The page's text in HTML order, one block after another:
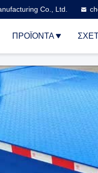
Co., Ltd.
ΠΡΟΪΌΝΤΑ